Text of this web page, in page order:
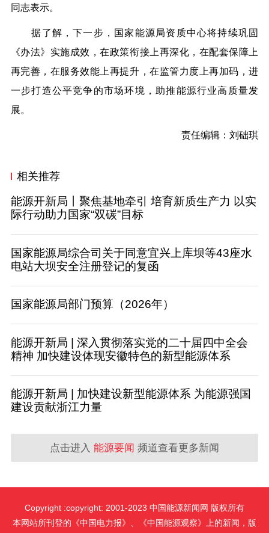
同志表示。
据了解，下一步，国家能源局资质中心将持续巩固
《办法》实施成效，在政策衔接上再深化，在配套保障上
再完善，在服务效能上再提升，在监管力度上再加码，进
一步打造公平竞争的市场环境， 助推能源行业高质量发
展。
责任编辑：刘础琪
相关推荐
能源开新局丨聚焦基地牵引 培育新质生产力 以实
际行动助力国家“双碳”目标
国家能源局综合司关于同意宜兴上库坝等43座水
电站大坝安全注册登记的复函
国家能源局部门预算（2026年）
能源开新局 | 深入贯彻落实党的二十届四中全会
精神 加快建设体现安徽特色的新型能源体系
能源开新局 | 加快建设新型能源体系 为能源强国
建设贡献浙江力量
点击进入 能源要闻 频道查看更多新闻
Copyright :copyright: 2001-2023 中国能源新闻网 版权所有
本网站所刊登的《中国电力报》、《中国能源观察》上的新闻，版